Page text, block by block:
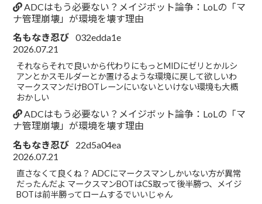
ADCはもう必要ない？メイジボット論争：LoLの「マ
ナ管理崩壊」が環境を壊す理由
名もなき忍び 032edda1e
2026.07.21
それならそれで良いから代わりにもっとMIDにゼリとかルシ
アンとかスモルダーとか置けるような環境に戻して欲しいわ
マークスマンだけBOTレーンにいないといけない環境も大概
おかしい
ADCはもう必要ない？メイジボット論争：LoLの「マ
ナ管理崩壊」が環境を壊す理由
名もなき忍び
22d5a04ea
2026.07.21
直さなくて良くね？ ADCにマークスマンしかいない方が異常
だったんだよ マークスマンBOTはCS取って後半勝つ、メイジ
BOTは前半勝ってロームするでいいじゃん